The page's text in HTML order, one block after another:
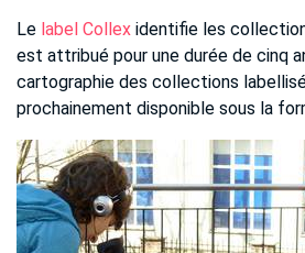
Le label Collex identifie les
est attribué pour une durée de cinq
cartographie des collections
prochainement disponible sous la